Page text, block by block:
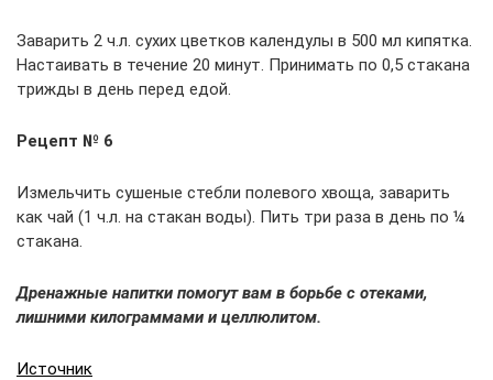
Заварить 2 ч.л. сухих цветков календулы в 500 мл кипятка.
Настаивать в течение 20 минут. Принимать по 0,5 стакана
трижды в день перед едой.
Рецепт № 6
Измельчить сушеные стебли полевого хвоща, заварить
как чай (1 ч.л. на стакан воды). Пить три раза в день по ¼
стакана.
Дренажные напитки помогут вам в борьбе с отеками,
лишними килограммами и целлюлитом.
Источник